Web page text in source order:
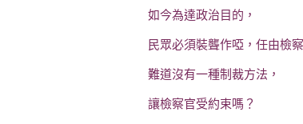
如今為達政治目的，
民眾必須裝聾作啞，任由檢
難道沒有一種制裁方法，
讓檢察官受約束嗎？